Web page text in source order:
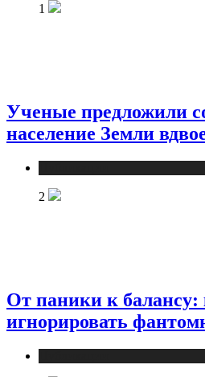
1
Ученые предложили
население Земли
2
От паники к балансу:
игнорировать